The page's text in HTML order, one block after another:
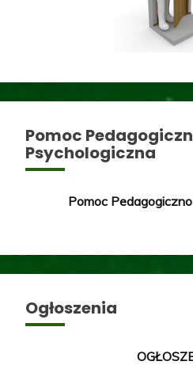
Pomoc
Psychologiczna
Pomoc
Ogłoszenia